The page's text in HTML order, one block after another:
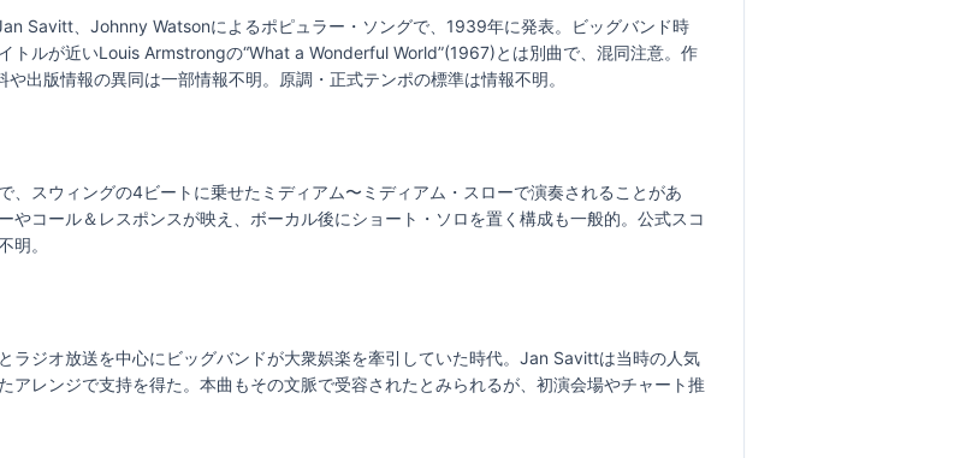
Savitt、Johnny Watsonによるポピュラー・ソングで、1939年に発表。ビッグバンド時
トルが近いLouis Armstrongの“What a Wonderful World”(1967)とは別曲で、混同注意。作
出版情報の異同は一部情報不明。原調・正式テンポの標準は情報不明。
、スウィングの4ビートに乗せたミディアム〜ミディアム・スローで演奏されることがあ
やコール＆レスポンスが映え、ボーカル後にショート・ソロを置く構成も一般的。公式スコ
明。
ラジオ放送を中心にビッグバンドが大衆娯楽を牽引していた時代。Jan Savittは当時の人気
アレンジで支持を得た。本曲もその文脈で受容されたとみられるが、初演会場やチャート推